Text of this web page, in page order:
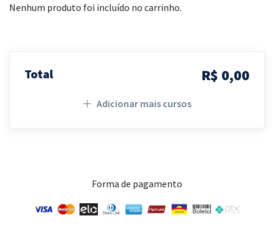
Nenhum produto foi incluído no carrinho.
Total R$ 0,00
Adicionar mais cursos
Forma de pagamento